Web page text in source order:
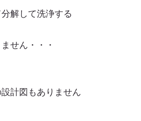
解して洗浄する
せん・・・
計図もありません